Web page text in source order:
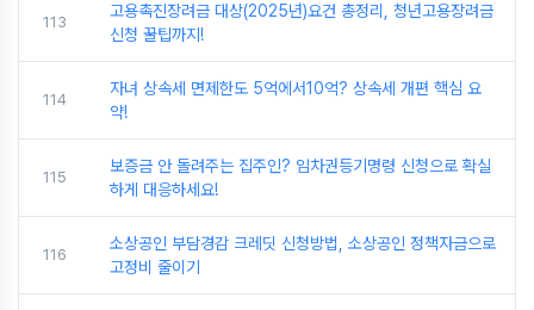
113
고용촉진장려금 대상(2025년)요건 총정리, 청년고용장려금
신청 꿀팁까지!
114
자녀 상속세 면제한도 5억에서10억? 상속세 개편 핵심 요
약!
115
보증금 안 돌려주는 집주인? 임차권등기명령 신청으로 확실
하게 대응하세요!
116
소상공인 부담경감 크레딧 신청방법, 소상공인 정책자금으로
고정비 줄이기